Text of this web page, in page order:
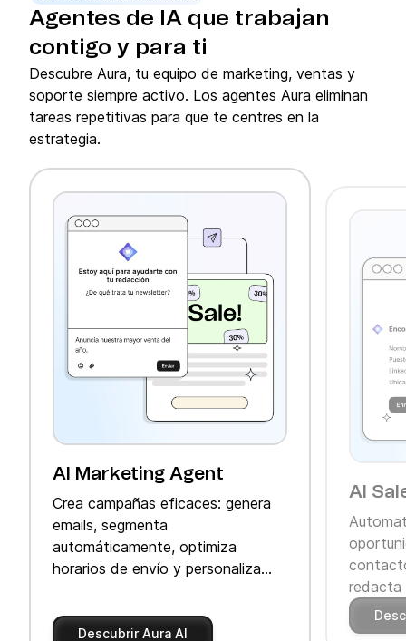
Agentes de IA que trabajan
contigo y para ti
Descubre Aura, tu equipo de marketing, ventas y
soporte siempre activo. Los agentes Aura eliminan
tareas repetitivas para que te centres en la
estrategia.
AI Marketing Agent
Crea campañas eficaces: genera
emails, segmenta
automáticamente, optimiza
horarios de envío y personaliza
dinámicas.
Descubrir Aura AI
AI
redacta
acelera